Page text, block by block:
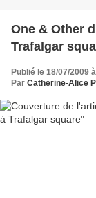
One & Other
Trafalgar
Publié le 18/07/2009
Par Catherine-Alice